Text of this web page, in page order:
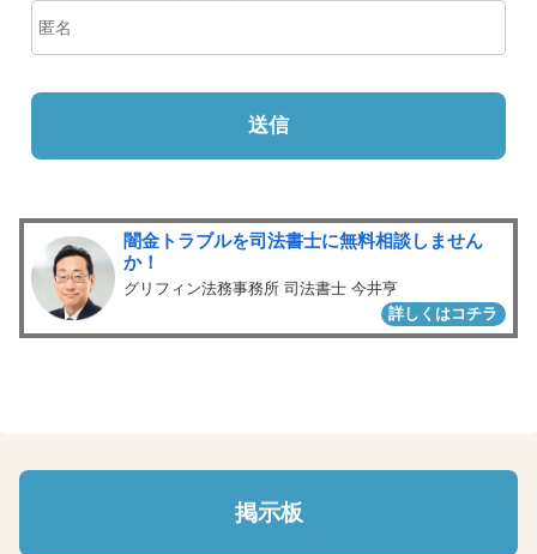
送信
闇金トラブルを司法書士に無料相談しません
か！
グリフィン法務事務所 司法書士 今井亨
詳しくはコチラ
掲示板